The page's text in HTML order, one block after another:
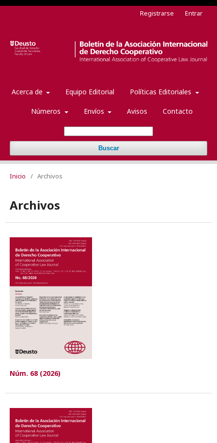
Acerca de Equipo Editorial Políticas Editoriales
Números Envíos Avisos Contacto
Buscar
Registrarse Entrar
Inicio / Archivos
Archivos
Núm. 68 (2026)